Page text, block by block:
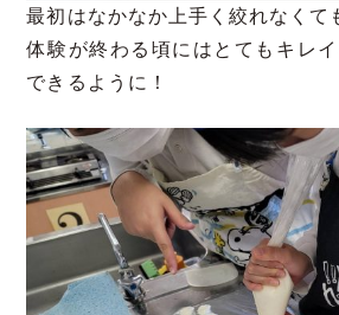
最初はなかなか上手く絞れなくて
体験が終わる頃にはとてもキレ
できるように！